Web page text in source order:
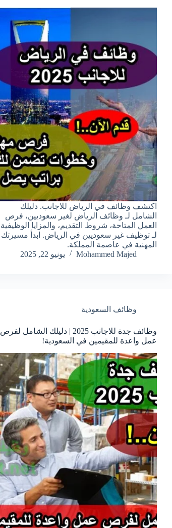
اكتشف وظائف في الرياض للاجانب. دليلك
الشامل لـ وظائف الرياض لغير سعوديين، فرص
العمل المتاحة، شروط التقديم، والمزايا الوظيفية
لـ توظيف غير سعوديين في الرياض. ابدأ مسيرتك
المهنية في عاصمة المملكة.
Mohammed Majed
يونيو 22, 2025
وظائف السعودية
وظائف جدة للاجانب 2025 | دليلك الشامل لفرص
عمل واعدة للمقيمين في السعودية!